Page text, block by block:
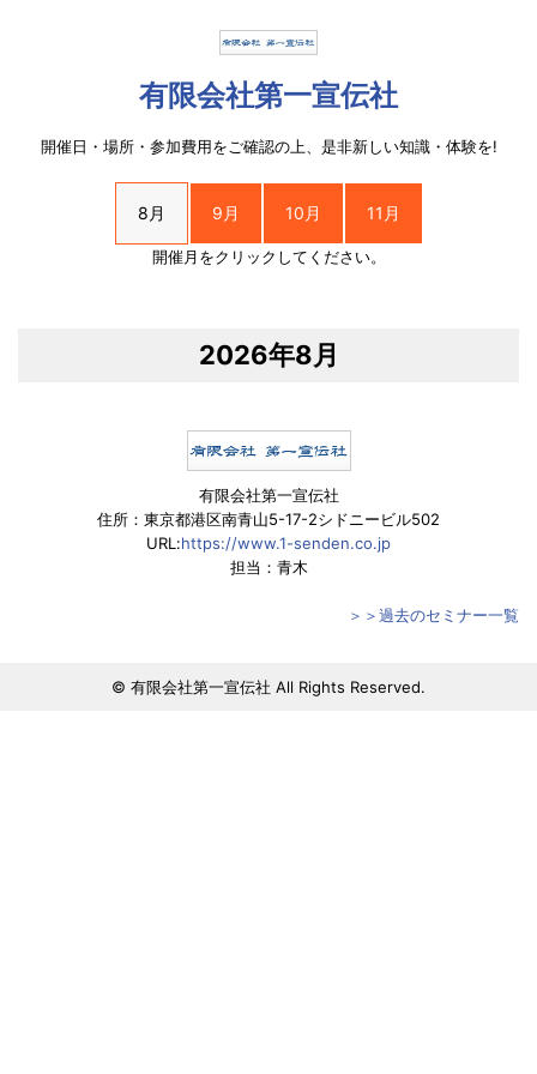
有限会社第一宣伝社
開催日・場所・参加費用をご確認の上、是非新しい知識・体験を!
8月 9月 10月 11月
開催月をクリックしてください。
2026年8月
有限会社第一宣伝社
住所：東京都港区南青山5-17-2シドニービル502
URL:https://www.1-senden.co.jp
担当：青木
＞＞過去のセミナー一覧
© 有限会社第一宣伝社 All Rights Reserved.